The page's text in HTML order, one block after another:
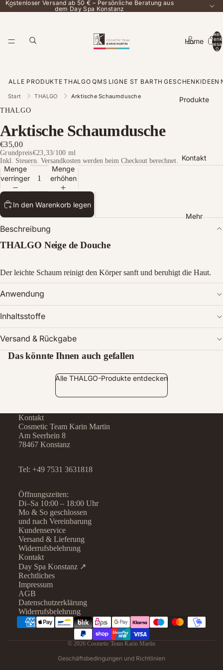
Kostenloser Versand ab 50 € – Persönliche Beratung aus
dem Day Spa Konstanz
Home
Produkte
Kontakt
Mehr
Artikel
0
ALLE PRODUKTE THALGO QMS LIGNE ST BARTH GESCHENKIDEEN
Start THALGO Arktische Schaumdusche
Bild
Vollbildmodus
öffnen
THALGO
Arktische Schaumdusche
€35,00
Grundpreis€23,33/100 ml
Inkl. Steuern. Versandkosten werden beim Checkout berechnet.
Menge
verringern
Menge
erhöhen
In den Warenkorb legen
Beschreibung
THALGO Neige de Douche
Der leichte Schaum reinigt den Körper sanft und beruhigt die Haut.
Anwendung
Inhaltsstoffe
Versand & Rückgabe
Das könnte Ihnen auch gefallen
Alle THALGO-Produkte entdecken
Kontakt
Cosmetic Team Karin Martin
Am Seerhein 8
78467 Konstanz
Tel: +49 7531 3631818
Öffnungszeiten:
Di–Sa 10:00 – 18:00 Uhr
Mo & So geschlossen
und nach Vereinbarung
Kundenservice
Versand & Lieferung
Widerrufsbelehrung
Kontakt
Day Spa Konstanz ↗
Rechtliches
Impressum
AGB
Datenschutzerklärung
Widerrufsbelehrung
© 2026 Cosmetic Team Karin Martin
Geschäftsbedingungen und Richtlinien
Datenschutzerklärung
Widerrufsrecht
AGB
Kontaktinformationen